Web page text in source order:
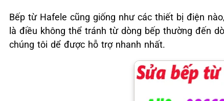
Bếp từ Hafele cũng giống như các thiết bị điện
là điều không thể tránh từ dòng bếp thường đến
chúng tôi dể được hỗ trợ nhanh nhất.